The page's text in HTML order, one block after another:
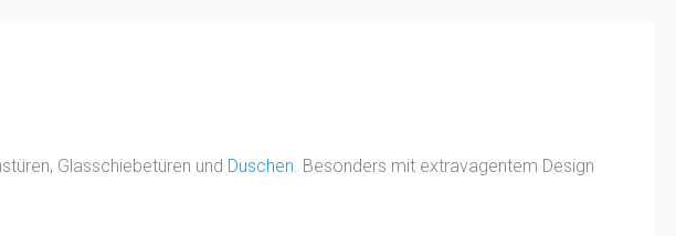
Glasschiebetüren und Duschen. Besonders mit extravagentem Design